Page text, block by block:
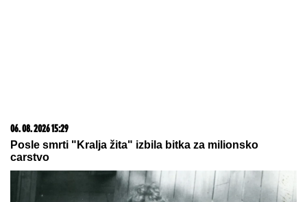
Zašto sve više ljudi bira večeru koja se spontano
pretvori u druženje